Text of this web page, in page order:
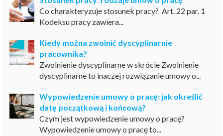
Co charakteryzuje stosunek pracy? Art. 22 par. 1
Kodeksu pracy zawiera...
Kiedy można zwolnić dyscyplinarnie
pracownika?
Zwolnienie dyscyplinarne w skrócie Zwolnienie
dyscyplinarne to inaczej rozwiązanie umowy o...
Wypowiedzenie umowy o pracę: jak określić
datę początkową i końcową?
Czym jest wypowiedzenie umowy o pracę?
Wypowiedzenie umowy o pracę to...